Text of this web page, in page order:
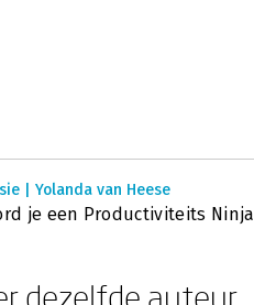
| Yolanda van Heese
je een Productiviteits Ninja
dezelfde auteur